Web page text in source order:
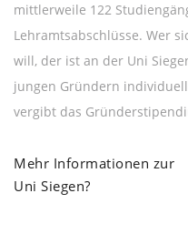
mittlerweile 122
Lehramtsabschlüsse. Wer
will, der ist an der Uni
jungen Gründern
vergibt das
Mehr Informationen zur
Uni Siegen?